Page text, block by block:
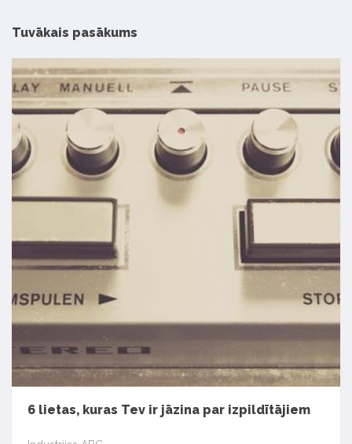
Tuvākais pasākums
6 lietas, kuras Tev ir jāzina par izpildītājiem